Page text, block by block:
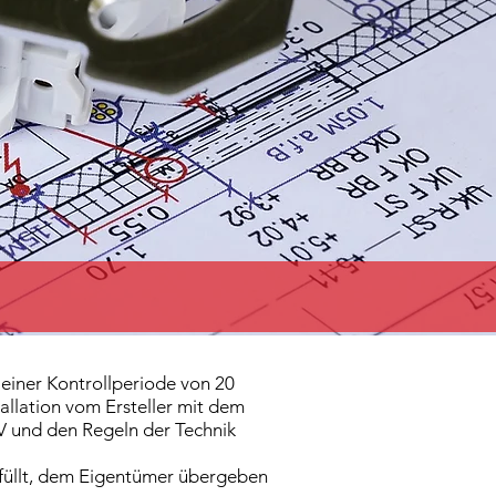
Kontrollperiode von 20
vom Ersteller mit dem
und den Regeln der Technik
dem Eigentümer übergeben